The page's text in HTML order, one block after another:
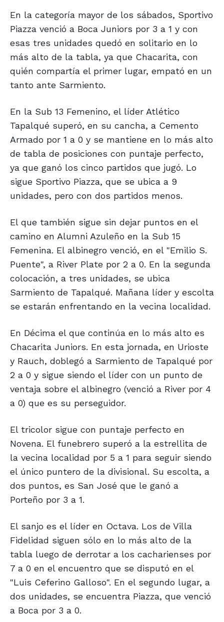
En la categoría mayor de los sábados, Sportivo
Piazza venció a Boca Juniors por 3 a 1 y con
esas tres unidades quedó en solitario en lo
más alto de la tabla, ya que Chacarita, con
quién compartía el primer lugar, empató en un
tanto ante Sarmiento.
En la Sub 13 Femenino, el líder Atlético
Tapalqué superó, en su cancha, a Cemento
Armado por 1 a 0 y se mantiene en lo más alto
de tabla de posiciones con puntaje perfecto,
ya que ganó los cinco partidos que jugó. Lo
sigue Sportivo Piazza, que se ubica a 9
unidades, pero con dos partidos menos.
El que también sigue sin dejar puntos en el
camino en Alumni Azuleño en la Sub 15
Femenina. El albinegro venció, en el "Emilio S.
Puente", a River Plate por 2 a 0. En la segunda
colocación, a tres unidades, se ubica
Sarmiento de Tapalqué. Mañana líder y escolta
se estarán enfrentando en la vecina localidad.
En Décima el que continúa en lo más alto es
Chacarita Juniors. En esta jornada, en Urioste
y Rauch, doblegó a Sarmiento de Tapalqué por
2 a 0 y sigue siendo el líder con un punto de
ventaja sobre el albinegro (venció a River por 4
a 0) que es su perseguidor.
El tricolor sigue con puntaje perfecto en
Novena. El funebrero superó a la estrellita de
la vecina localidad por 5 a 1 para seguir siendo
el único puntero de la divisional. Su escolta, a
dos puntos, es San José que le ganó a
Porteño por 3 a 1.
El sanjo es el líder en Octava. Los de Villa
Fidelidad siguen sólo en lo más alto de la
tabla luego de derrotar a los cacharienses por
7 a 0 en el encuentro que se disputó en el
"Luis Ceferino Galloso". En el segundo lugar, a
dos unidades, se encuentra Piazza, que venció
a Boca por 3 a 0.